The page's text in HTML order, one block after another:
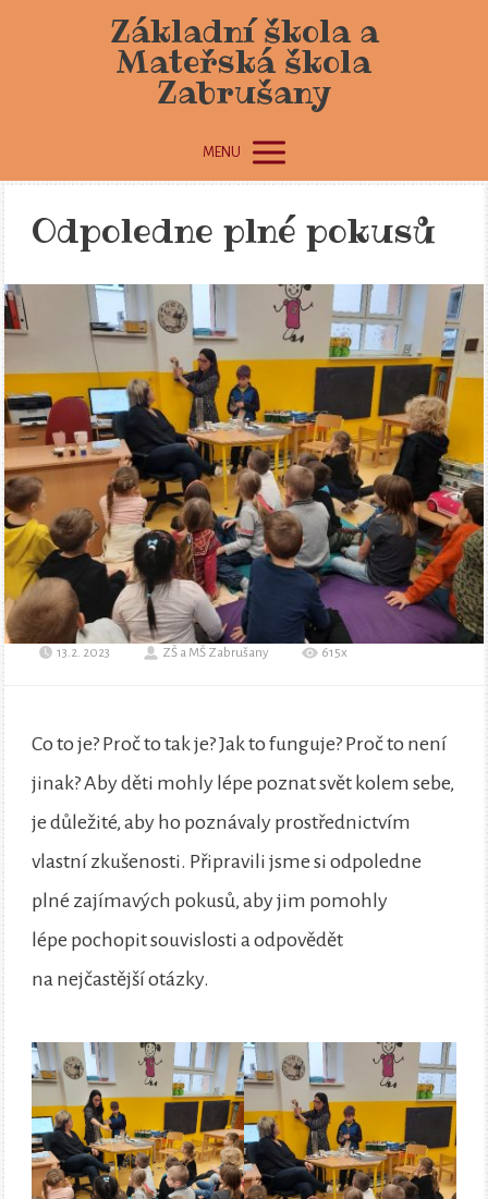
Základní škola a
Mateřská škola
Zabrušany
MENU
Odpoledne plné pokusů
13.2. 2023 ZŠ a MŠ Zabrušany 615x
Co to je? Proč to tak je? Jak to funguje? Proč to není
jinak? Aby děti mohly lépe poznat svět kolem sebe,
je důležité, aby ho poznávaly prostřednictvím
vlastní zkušenosti. Připravili jsme si odpoledne
plné zajímavých pokusů, aby jim pomohly
lépe pochopit souvislosti a odpovědět
na nejčastější otázky.